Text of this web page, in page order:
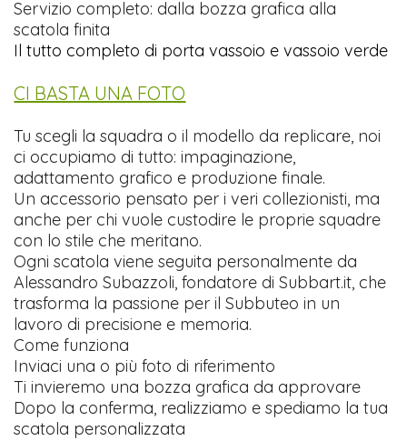
Servizio completo: dalla bozza grafica alla
scatola finita
Il tutto completo di porta vassoio e vassoio verde
CI BASTA UNA FOTO
Tu scegli la squadra o il modello da replicare, noi
ci occupiamo di tutto: impaginazione,
adattamento grafico e produzione finale.
Un accessorio pensato per i veri collezionisti, ma
anche per chi vuole custodire le proprie squadre
con lo stile che meritano.
Ogni scatola viene seguita personalmente da
Alessandro Subazzoli, fondatore di Subbart.it, che
trasforma la passione per il Subbuteo in un
lavoro di precisione e memoria.
Come funziona
Inviaci una o più foto di riferimento
Ti invieremo una bozza grafica da approvare
Dopo la conferma, realizziamo e spediamo la tua
scatola personalizzata